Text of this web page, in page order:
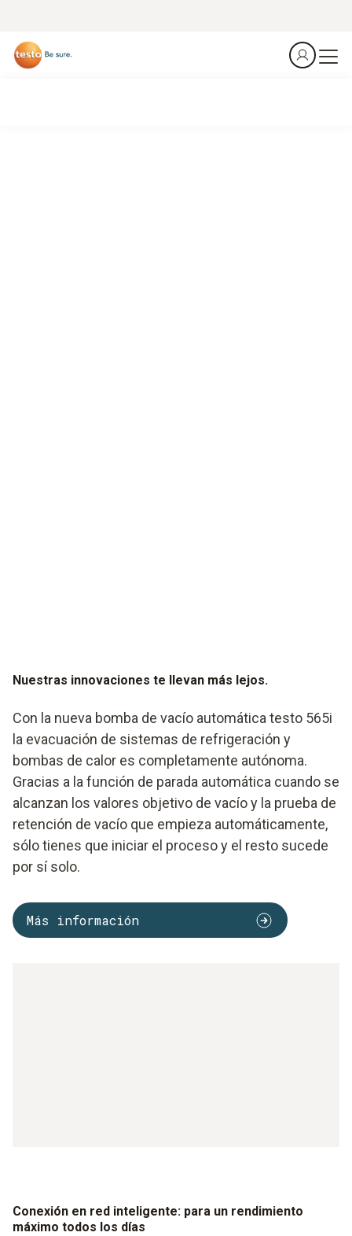
Nuestras innovaciones te llevan más lejos.​
Con la nueva bomba de vacío automática testo 565i
la evacuación de sistemas de refrigeración y
bombas de calor es completamente autónoma.
Gracias a la función de parada automática cuando se
alcanzan los valores objetivo de vacío y la prueba de
retención de vacío que empieza automáticamente,
sólo tienes que iniciar el proceso y el resto sucede
por sí solo.
Más información
Conexión en red inteligente: para un rendimiento
máximo todos los días